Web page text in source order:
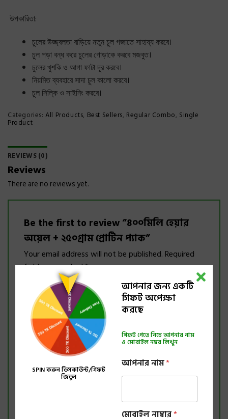
উপকারিতা:
চুলের উজ্জ্বলতা বাড়িয়ে নতুন চুল গজাতে সাহায্য করবে।
চুল পড়া বন্ধ করে চুলের গোড়াকে করবে মজবুত।
চুলের খুশকি ও আগা ফাটা দূর করবে।
নিয়মিত ব্যবহারে সাদা চুল কালো করবে।
চুল সিল্কি ও সাইনিং করবে।
Categories: All Products, Best Sellers, Regular Combo, Single
Product
REVIEWS (0)
Reviews
There are no reviews yet.
Be the first to review “৪০০মিলি হেয়ার
অয়েল + ২৫০গ্রাম প্রোটিন প্যাক”
Your email address will not be published. Required
fields are marked*
Your rating *
Your review*
SPIN করুন ডিসকাউন্ট/গিফট
জিতুন
আপনার জন্য একটি
গিফট অপেক্ষা
করছে
গিফট পেতে নিচে আপনার নাম
ও মোবাইল নম্বর লিখুন
আপনার নাম*
আ
মোবাইল নাম্বার*